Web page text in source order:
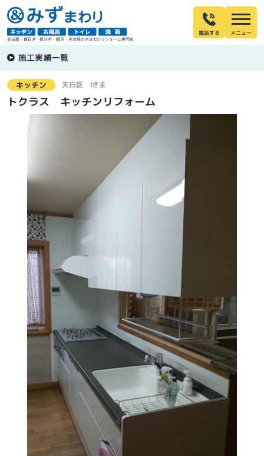
名古屋・春日井・長久手・稲沢・多治見の水まわりリフォーム専門店
電話する
施工実績一覧
キッチン 天白区 Iさま
トクラス キッチンリフォーム